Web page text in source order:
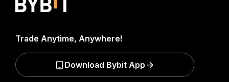
Trade Anytime, Anywhere!
Download Bybit App